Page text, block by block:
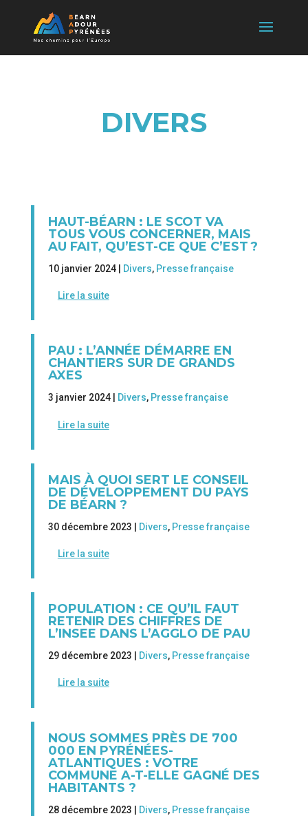
DIVERS
HAUT-BÉARN : LE SCOT VA
TOUS VOUS CONCERNER, MAIS
AU FAIT, QU’EST-CE QUE C’EST ?
10 janvier 2024 | Divers, Presse française
Lire la suite
PAU : L’ANNÉE DÉMARRE EN
CHANTIERS SUR DE GRANDS
AXES
3 janvier 2024 | Divers, Presse française
Lire la suite
MAIS À QUOI SERT LE CONSEIL
DE DÉVELOPPEMENT DU PAYS
DE BÉARN ?
30 décembre 2023 | Divers, Presse française
Lire la suite
POPULATION : CE QU’IL FAUT
RETENIR DES CHIFFRES DE
L’INSEE DANS L’AGGLO DE PAU
29 décembre 2023 | Divers, Presse française
Lire la suite
NOUS SOMMES PRÈS DE 700
000 EN PYRÉNÉES-
ATLANTIQUES : VOTRE
COMMUNE A-T-ELLE GAGNÉ DES
HABITANTS ?
28 décembre 2023 | Divers, Presse française